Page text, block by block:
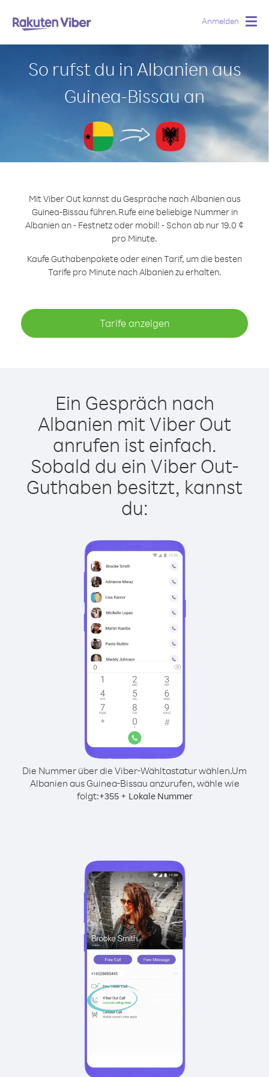
Anmelden
So rufst du in Albanien aus
Guinea-Bissau an
Mit Viber Out kannst du Gespräche nach Albanien aus
Guinea-Bissau führen.Rufe eine beliebige Nummer in
Albanien an - Festnetz oder mobil! - Schon ab nur 19.0 ¢
pro Minute.
Kaufe Guthabenpakete oder einen Tarif, um die besten
Tarife pro Minute nach Albanien zu erhalten.
Tarife anzeigen
Ein Gespräch nach
Albanien mit Viber Out
anrufen ist einfach.
Sobald du ein Viber Out-
Guthaben besitzt, kannst
du:
Die Nummer über die Viber-Wähltastatur wählen.Um
Albanien aus Guinea-Bissau anzurufen, wähle wie
folgt:+355+ Lokale Nummer